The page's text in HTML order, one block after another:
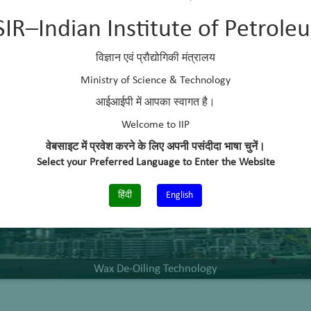
Institute of
विज्ञान एवं प्रौद्योगिकी मंत्रालय
Ministry of Science & Technology
आईआईपी में आपका स्वागत है।
Welcome to IIP
वेबसाइट में प्रवेश करने के लिए अपनी पसंदीदा भाषा चुनें।
Select your Preferred Language to Enter the Website
हिंदी English
Research Highlights
Wax De-Oiling Technology